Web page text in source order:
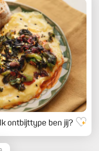
ontbijttype ben jij?